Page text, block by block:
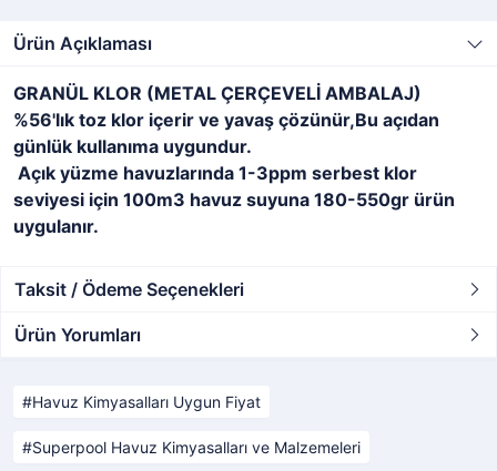
Ürün Açıklaması
GRANÜL KLOR (METAL ÇERÇEVELİ AMBALAJ)
%56'lık toz klor içerir ve yavaş çözünür,Bu açıdan
günlük kullanıma uygundur.
Açık yüzme havuzlarında 1-3ppm serbest klor
seviyesi için 100m3 havuz suyuna 180-550gr ürün
uygulanır.
Taksit / Ödeme Seçenekleri
Ürün Yorumları
Havuz Kimyasalları Uygun Fiyat
Superpool Havuz Kimyasalları ve Malzemeleri